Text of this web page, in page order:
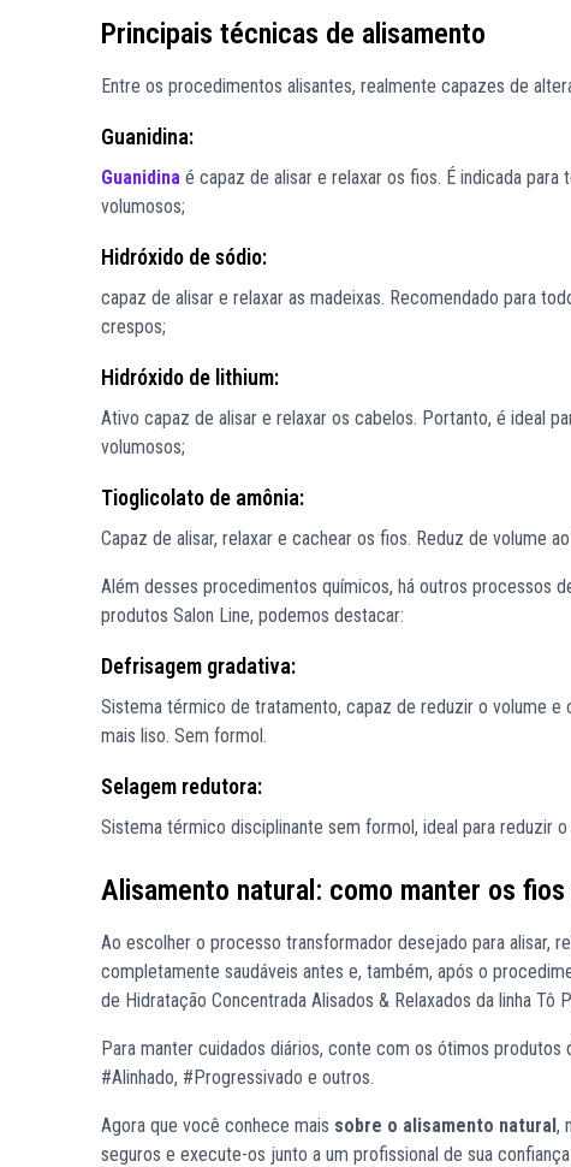
Principais técnicas de alisamento
Entre os procedimentos alisantes, realmente capazes de
Guanidina:
Guanidina é capaz de alisar e relaxar os fios. É indicada
volumosos;
Hidróxido de sódio:
capaz de alisar e relaxar as madeixas. Recomendado para
crespos;
Hidróxido de lithium:
Ativo capaz de alisar e relaxar os cabelos. Portanto, é ideal
volumosos;
Tioglicolato de amônia:
Capaz de alisar, relaxar e cachear os fios. Reduz de volume
Além desses procedimentos químicos, há outros processos
produtos Salon Line, podemos destacar:
Defrisagem gradativa:
Sistema térmico de tratamento, capaz de reduzir o volume
mais liso. Sem formol.
Selagem redutora:
Sistema térmico disciplinante sem formol, ideal para reduzir
Alisamento natural: como manter os fios
Ao escolher o processo transformador desejado para alisar,
completamente saudáveis antes e, também, após o
de Hidratação Concentrada Alisados & Relaxados da linha Tô
Para manter cuidados diários, conte com os ótimos produtos
#Alinhado, #Progressivado e outros.
Agora que você conhece mais sobre o alisamento natural,
seguros e execute-os junto a um profissional de sua